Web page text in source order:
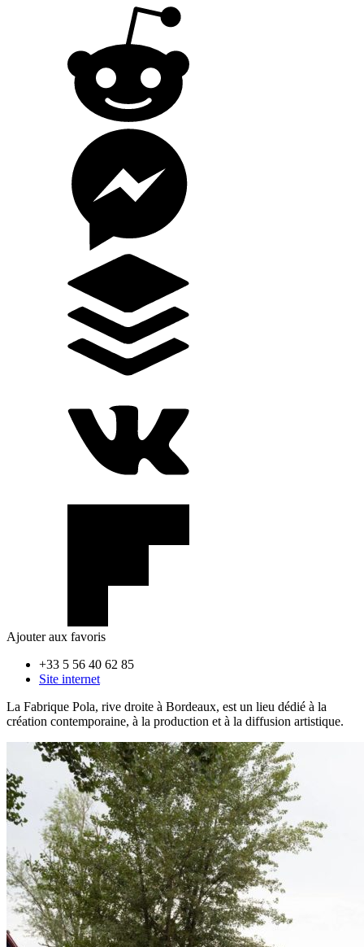
Ajouter aux favoris
+33 5 56 40 62 85
Site internet
La Fabrique Pola, rive droite à Bordeaux, est un lieu dédié à la
création contemporaine, à la production et à la diffusion artistique.